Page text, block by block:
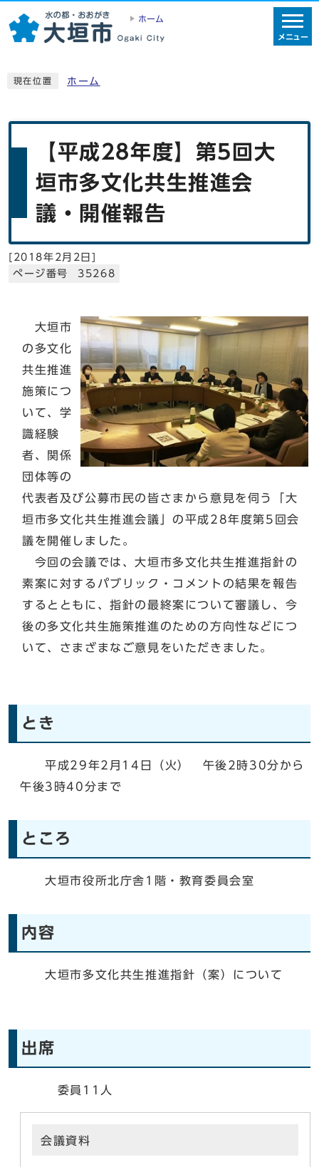
ホーム
メニュー
現在位置 ホーム
【平成28年度】第5回大
垣市多文化共生推進会
議・開催報告
[ 2018年2月2日]
ページ番号 35268
大垣市
の多文化
共生推進
施策につ
いて、学
識経験
者、関係
団体等の
代表者及び公募市民の皆さまから意見を伺う「大
垣市多文化共生推進会議」の平成28年度第5回会
議を開催しました。
今回の会議では、大垣市多文化共生推進指針の
素案に対するパブリック・コメントの結果を報告
するとともに、指針の最終案について審議し、今
後の多文化共生施策推進のための方向性などにつ
いて、さまざまなご意見をいただきました。
とき
平成29年2月14日（火） 午後2時30分から
午後3時40分まで
ところ
大垣市役所北庁舎1階・教育委員会室
内容
大垣市多文化共生推進指針（案）について
出席
委員11人
会議資料